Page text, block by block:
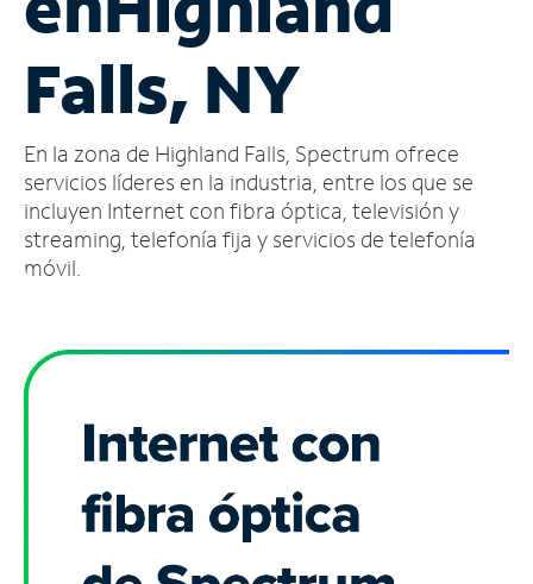
cuenta
Encuentra
tienda
Falls, NY
En la zona de Highland Falls, Spectrum ofrece
servicios líderes en la industria, entre los que se
incluyen Internet con fibra óptica, televisión y
streaming, telefonía fija y servicios de telefonía
móvil.